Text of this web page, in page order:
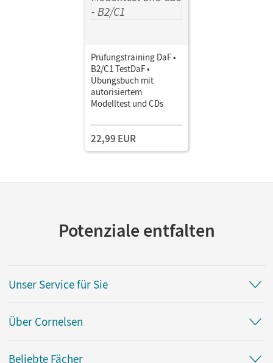
Prüfungstraining DaF •
B2/C1 TestDaF •
Übungsbuch mit
autorisiertem
Modelltest und CDs
22,99 EUR
Potenziale entfalten
Unser Service für Sie
Über Cornelsen
Beliebte Fächer